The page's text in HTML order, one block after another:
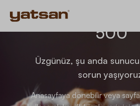
500
Üzgünüz, şu anda
sorun
Anasayfaya dönebilir veya